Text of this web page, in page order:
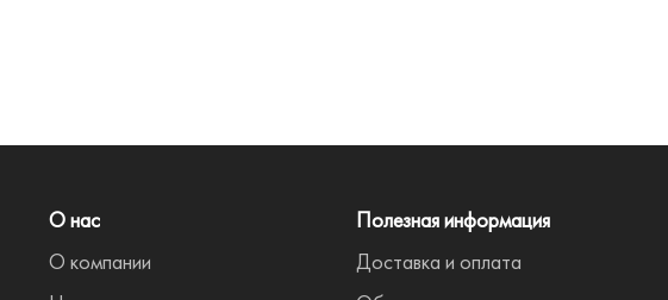
О нас
О компании
Полезная информация
Доставка и оплата